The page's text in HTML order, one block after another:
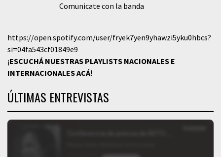
Comunicate con la banda
https://open.spotify.com/user/fryek7yen9yhawzi5yku0hbcs?
si=04fa543cf01849e9
¡ESCUCHÁ NUESTRAS PLAYLISTS NACIONALES E
INTERNACIONALESACÁ!
ÚLTIMAS ENTREVISTAS